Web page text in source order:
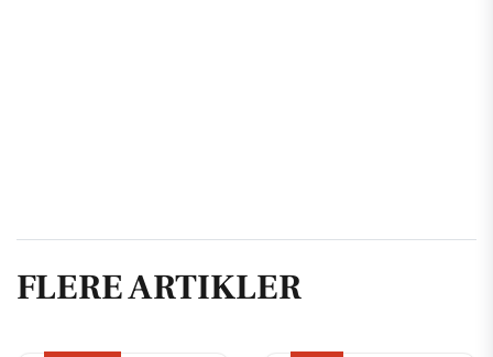
FLERE ARTIKLER